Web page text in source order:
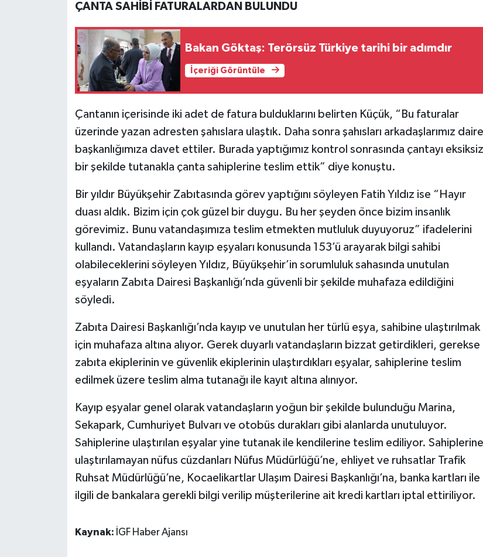
ÇANTA SAHİBİ FATURALARDAN BULUNDU
Bakan Göktaş: Terörsüz Türkiye tarihi bir adımdır
İçeriği Görüntüle
Çantanın içerisinde iki adet de fatura bulduklarını belirten Küçük, “Bu faturalar
üzerinde yazan adresten şahıslara ulaştık. Daha sonra şahısları arkadaşlarımız daire
başkanlığımıza davet ettiler. Burada yaptığımız kontrol sonrasında çantayı eksiksiz
bir şekilde tutanakla çanta sahiplerine teslim ettik” diye konuştu.
Bir yıldır Büyükşehir Zabıtasında görev yaptığını söyleyen Fatih Yıldız ise “Hayır
duası aldık. Bizim için çok güzel bir duygu. Bu her şeyden önce bizim insanlık
görevimiz. Bunu vatandaşımıza teslim etmekten mutluluk duyuyoruz” ifadelerini
kullandı. Vatandaşların kayıp eşyaları konusunda 153’ü arayarak bilgi sahibi
olabileceklerini söyleyen Yıldız, Büyükşehir’in sorumluluk sahasında unutulan
eşyaların Zabıta Dairesi Başkanlığı’nda güvenli bir şekilde muhafaza edildiğini
söyledi.
Zabıta Dairesi Başkanlığı’nda kayıp ve unutulan her türlü eşya, sahibine ulaştırılmak
için muhafaza altına alıyor. Gerek duyarlı vatandaşların bizzat getirdikleri, gerekse
zabıta ekiplerinin ve güvenlik ekiplerinin ulaştırdıkları eşyalar, sahiplerine teslim
edilmek üzere teslim alma tutanağı ile kayıt altına alınıyor.
Kayıp eşyalar genel olarak vatandaşların yoğun bir şekilde bulunduğu Marina,
Sekapark, Cumhuriyet Bulvarı ve otobüs durakları gibi alanlarda unutuluyor.
Sahiplerine ulaştırılan eşyalar yine tutanak ile kendilerine teslim ediliyor. Sahiplerine
ulaştırılamayan nüfus cüzdanları Nüfus Müdürlüğü’ne, ehliyet ve ruhsatlar Trafik
Ruhsat Müdürlüğü’ne, Kocaelikartlar Ulaşım Dairesi Başkanlığı’na, banka kartları ile
ilgili de bankalara gerekli bilgi verilip müşterilerine ait kredi kartları iptal ettiriliyor.
Kaynak: İGF Haber Ajansı